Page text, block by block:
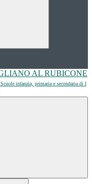
Scuole infanzia, primaria e secondaria di I